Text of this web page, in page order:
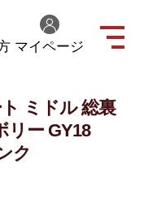
マイページ
ミドル 総裏
リー GY18
ク